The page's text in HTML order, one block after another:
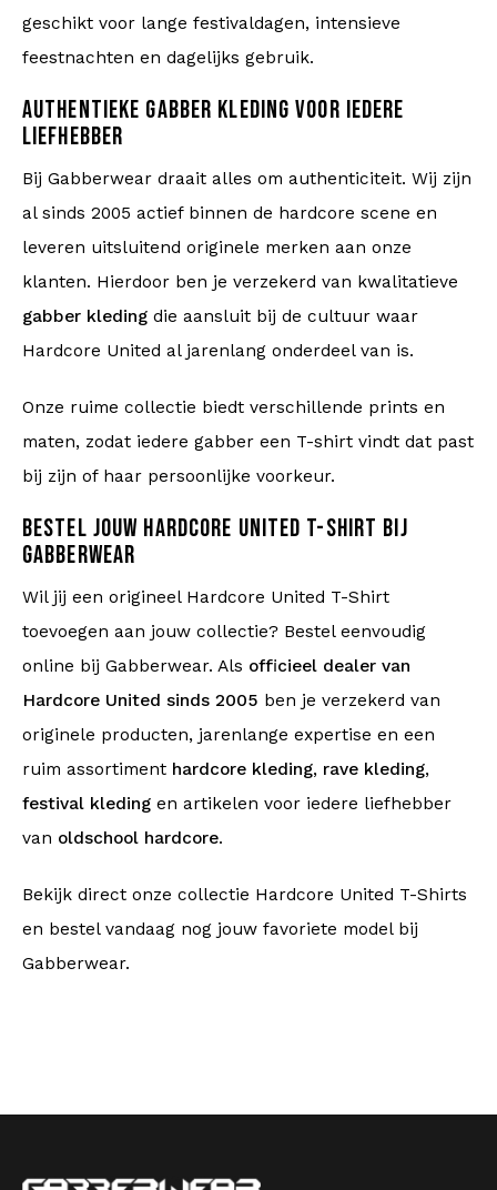
geschikt voor lange festivaldagen, intensieve
feestnachten en dagelijks gebruik.
AUTHENTIEKE GABBER KLEDING VOOR IEDERE
LIEFHEBBER
Bij Gabberwear draait alles om authenticiteit. Wij zijn
al sinds 2005 actief binnen de hardcore scene en
leveren uitsluitend originele merken aan onze
klanten. Hierdoor ben je verzekerd van kwalitatieve
gabber kleding die aansluit bij de cultuur waar
Hardcore United al jarenlang onderdeel van is.
Onze ruime collectie biedt verschillende prints en
maten, zodat iedere gabber een T-shirt vindt dat past
bij zijn of haar persoonlijke voorkeur.
BESTEL JOUW HARDCORE UNITED T-SHIRT BIJ
GABBERWEAR
Wil jij een origineel Hardcore United T-Shirt
toevoegen aan jouw collectie? Bestel eenvoudig
online bij Gabberwear. Als officieel dealer van
Hardcore United sinds 2005 ben je verzekerd van
originele producten, jarenlange expertise en een
ruim assortiment hardcore kleding, rave kleding,
festival kleding en artikelen voor iedere liefhebber
van oldschool hardcore.
Bekijk direct onze collectie Hardcore United T-Shirts
en bestel vandaag nog jouw favoriete model bij
Gabberwear.